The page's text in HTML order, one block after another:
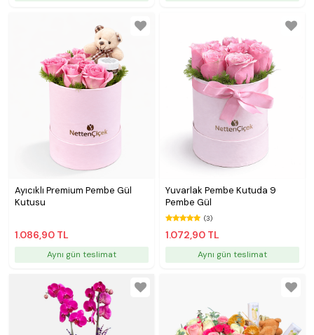
Ayıcıklı Premium Pembe Gül
Kutusu
1.086,90 TL
Aynı gün teslimat
Yuvarlak Pembe Kutuda 9
Pembe Gül
(3)
1.072,90 TL
Aynı gün teslimat